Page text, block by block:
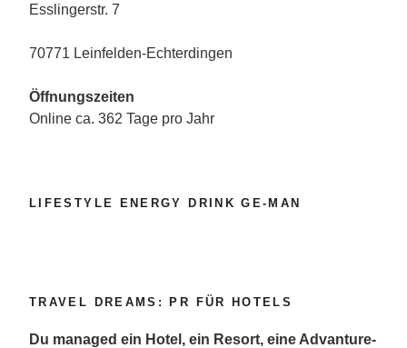
Esslingerstr. 7
70771 Leinfelden-Echterdingen
Öffnungszeiten
Online ca. 362 Tage pro Jahr
LIFESTYLE ENERGY DRINK GE-MAN
TRAVEL DREAMS: PR FÜR HOTELS
Du managed ein Hotel, ein Resort, eine Advanture-